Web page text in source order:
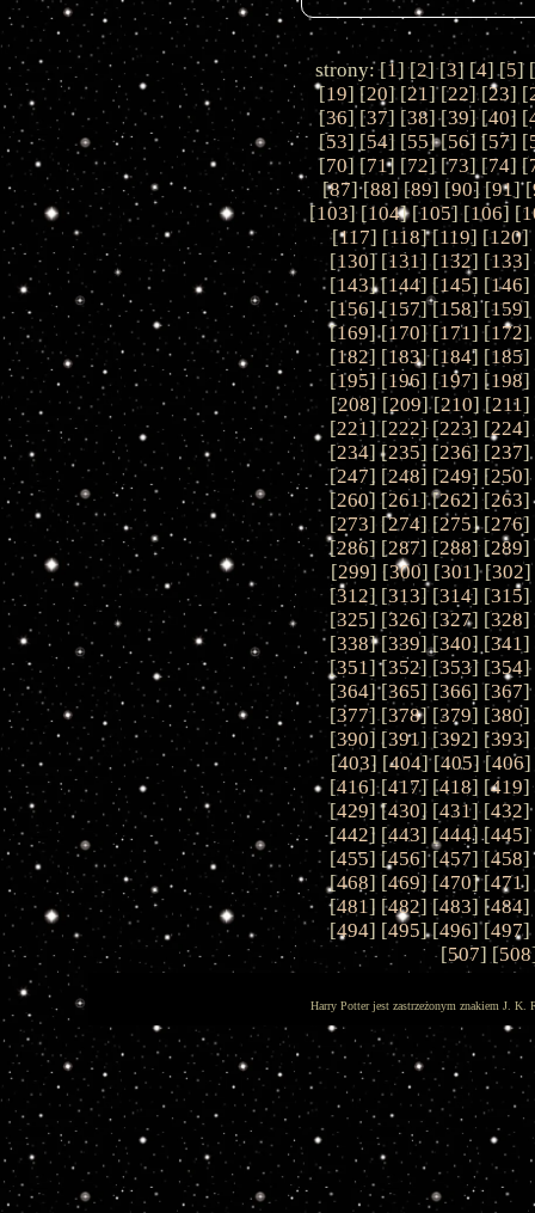
strony: [1] [2] [3] [4] [5] [
[19] [20] [21] [22] [23] [
[36] [37] [38] [39] [40] [
[53] [54] [55] [56] [57] [
[70] [71] [72] [73] [74] [
[87] [88] [89] [90] [91] [
[103] [104] [105] [106] [
[117] [118] [119] [120]
[130] [131] [132] [133]
[143] [144] [145] [146]
[156] [157] [158] [159]
[169] [170] [171] [172]
[182] [183] [184] [185]
[195] [196] [197] [198]
[208] [209] [210] [211]
[221] [222] [223] [224]
[234] [235] [236] [237]
[247] [248] [249] [250]
[260] [261] [262] [263]
[273] [274] [275] [276]
[286] [287] [288] [289]
[299] [300] [301] [302]
[312] [313] [314] [315]
[325] [326] [327] [328]
[338] [339] [340] [341]
[351] [352] [353] [354]
[364] [365] [366] [367]
[377] [378] [379] [380]
[390] [391] [392] [393]
[403] [404] [405] [406]
[416] [417] [418] [419]
[429] [430] [431] [432]
[442] [443] [444] [445]
[455] [456] [457] [458]
[468] [469] [470] [471]
[481] [482] [483] [484]
[494] [495] [496] [497]
[507] [508
Harry Potter jest zastrzeżonym znakiem J. K.